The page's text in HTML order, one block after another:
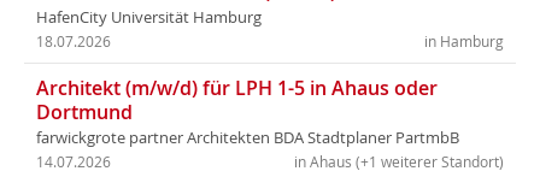
HafenCity Universität Hamburg
in Hamburg
18.07.2026
Architekt (m/w/d) für LPH 1-5 in Ahaus oder
Dortmund
farwickgrote partner Architekten BDA Stadtplaner PartmbB
in Ahaus (+1 weiterer Standort)
14.07.2026